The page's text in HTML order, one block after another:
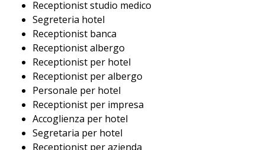
Receptionist studio medico
Segreteria hotel
Receptionist banca
Receptionist albergo
Receptionist per hotel
Receptionist per albergo
Personale per hotel
Receptionist per impresa
Accoglienza per hotel
Segretaria per hotel
Receptionist per azienda